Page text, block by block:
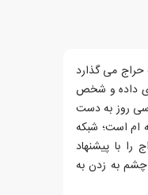
می گذارد
داده و شخص
سی روز به دست
ام است؛ شبکه
با پیشنهاد
به زدن به